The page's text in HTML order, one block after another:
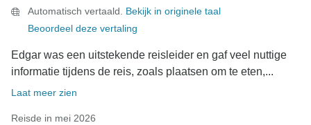
Automatisch vertaald. Bekijk in originele taal
Beoordeel deze vertaling
Edgar was een uitstekende reisleider en gaf veel nuttige
informatie tijdens de reis, zoals plaatsen om te eten,...
Laat meer zien
Reisde in mei 2026